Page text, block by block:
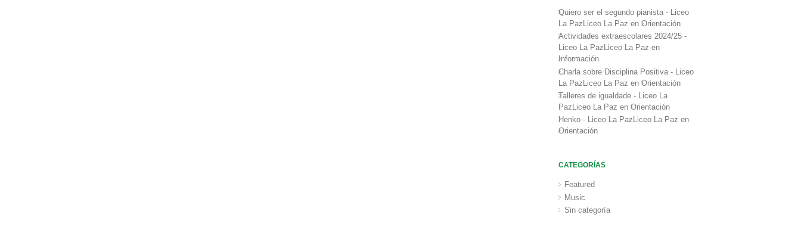
Quiero ser el segundo pianista - Liceo
La PazLiceo La Paz enOrientación
Actividades extraescolares 2024/25 -
Liceo La PazLiceo La Paz en
Información
Charla sobre Disciplina Positiva - Liceo
La PazLiceo La Paz enOrientación
Talleres de igualdade - Liceo La
PazLiceo La Paz enOrientación
Henko - Liceo La PazLiceo La Paz en
Orientación
CATEGORÍAS
Featured
Music
Sin categoría